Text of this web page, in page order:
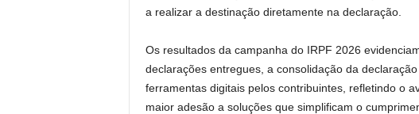
a realizar a destinação diretamente na declaração.
Os resultados da campanha do IRPF 2026
declarações entregues, a consolidação da
ferramentas digitais pelos contribuintes, refletindo o
maior adesão a soluções que simplificam o